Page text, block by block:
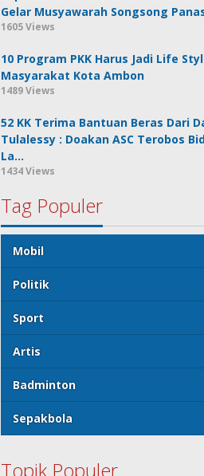
Gelar Musyawarah Songsong
1605 Views
10 Program PKK Harus Jadi Life
Masyarakat Kota Ambon
1489 Views
52 KK Terima Bantuan Beras Dari
Tulalessy : Doakan ASC Terobos
La…
1434 Views
Tag Populer
Mobil
Politik
Sport
Artis
Badminton
Sepakbola
Topik Populer